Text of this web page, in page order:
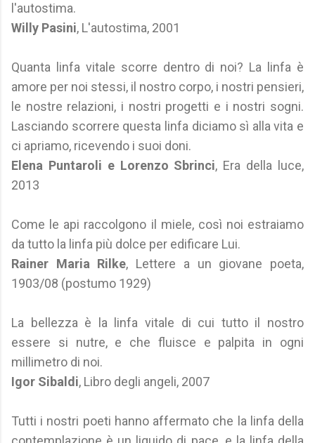
l'autostima.
Willy Pasini, L'autostima, 2001
Quanta linfa vitale scorre dentro di noi? La linfa è
amore per noi stessi, il nostro corpo, i nostri pensieri,
le nostre relazioni, i nostri progetti e i nostri sogni.
Lasciando scorrere questa linfa diciamo sì alla vita e
ci apriamo, ricevendo i suoi doni.
Elena Puntaroli e Lorenzo ‎Sbrinci, Era della luce,
2013
Come le api raccolgono il miele, così noi estraiamo
da tutto la linfa più dolce per edificare Lui.
Rainer Maria Rilke, Lettere a un giovane poeta,
1903/08 (postumo 1929)
La bellezza è la linfa vitale di cui tutto il nostro
essere si nutre, e che fluisce e palpita in ogni
millimetro di noi.
Igor Sibaldi, Libro degli angeli, 2007
Tutti i nostri poeti hanno affermato che la linfa della